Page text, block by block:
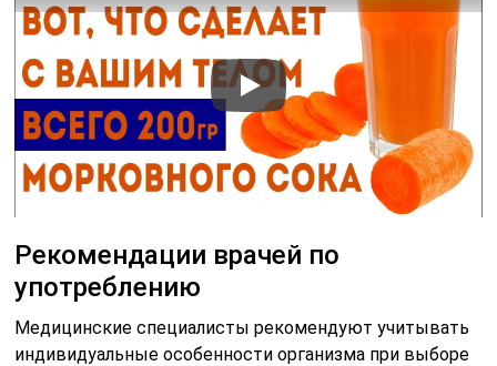
Рекомендации врачей по
употреблению
Медицинские специалисты рекомендуют учитывать
индивидуальные особенности организма при выборе